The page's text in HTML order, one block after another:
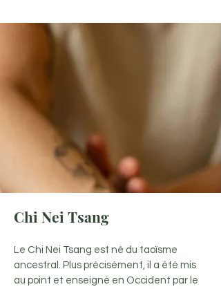
Chi Nei Tsang
Le Chi Nei Tsang est né du taoïsme
ancestral. Plus précisément, il a été mis
au point et enseigné en Occident par le